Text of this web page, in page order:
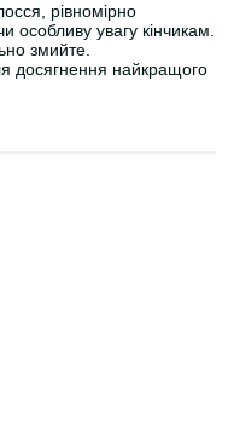
рівномірно
особливу увагу кінчикам.
змийте.
досягнення найкращого